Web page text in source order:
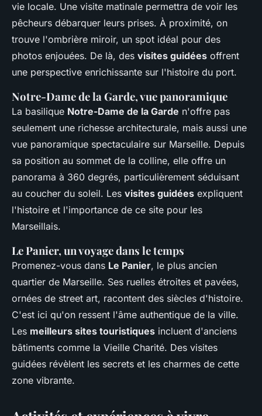
vie locale. Une visite matinale permettra de voir les
pêcheurs débarquer leurs prises. À proximité, on
trouve l'ombrière miroir, un spot idéal pour des
photos enjouées. De là, des visites guidées offrent
une perspective enrichissante sur l'histoire du port.
Notre-Dame de la Garde, vue panoramique
La basilique Notre-Dame de la Garde n'offre pas
seulement une richesse architecturale, mais aussi une
vue panoramique spectaculaire sur Marseille. Depuis
sa position au sommet de la colline, elle offre un
panorama à 360 degrés, particulièrement séduisant
au coucher du soleil. Les visites guidées expliquent
l'histoire et l'importance de ce site pour les
Marseillais.
Le Panier, un voyage dans le temps
Promenez-vous dans Le Panier, le plus ancien
quartier de Marseille. Ses ruelles étroites et pavées,
ornées de street art, racontent des siècles d'histoire.
C'est ici qu'on ressent l'âme authentique de la ville.
Les meilleurs sites touristiques incluent d'anciens
bâtiments comme la Vieille Charité. Des visites
guidées révèlent les secrets et les charmes de cette
zone vibrante.